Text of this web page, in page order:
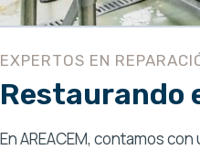
EXPERTOS EN
Restaurando
En AREACEM, contamos